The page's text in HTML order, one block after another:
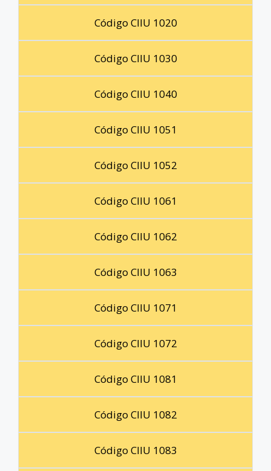
Código CIIU 1020
Código CIIU 1030
Código CIIU 1040
Código CIIU 1051
Código CIIU 1052
Código CIIU 1061
Código CIIU 1062
Código CIIU 1063
Código CIIU 1071
Código CIIU 1072
Código CIIU 1081
Código CIIU 1082
Código CIIU 1083